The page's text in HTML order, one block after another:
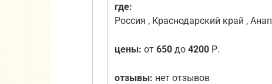
где:
Россия , Краснодарский край ,
цены: от 650 до 4200 Р.
отзывы: нет отзывов